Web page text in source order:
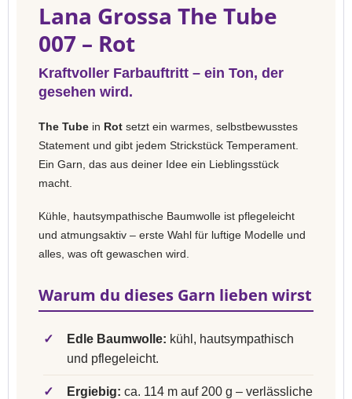
Lana Grossa The Tube
007 – Rot
Kraftvoller Farbauftritt – ein Ton, der
gesehen wird.
The Tube in Rot setzt ein warmes, selbstbewusstes
Statement und gibt jedem Strickstück Temperament.
Ein Garn, das aus deiner Idee ein Lieblingsstück
macht.
Kühle, hautsympathische Baumwolle ist pflegeleicht
und atmungsaktiv – erste Wahl für luftige Modelle und
alles, was oft gewaschen wird.
Warum du dieses Garn lieben wirst
✓ Edle Baumwolle: kühl, hautsympathisch
und pflegeleicht.
✓ Ergiebig: ca. 114 m auf 200 g – verlässliche